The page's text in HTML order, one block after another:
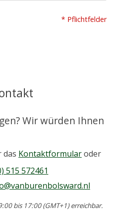
* Pflichtfelder
Wir würden Ihnen
das Kontaktformularoder
515 572461
bis 17:00 (GMT+1) erreichbar.